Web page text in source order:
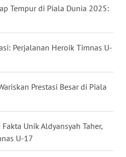
Tempur di Piala Dunia 2025:
Perjalanan Heroik Timnas U-
Prestasi Besar di Piala
Unik Aldyansyah Taher,
U-17